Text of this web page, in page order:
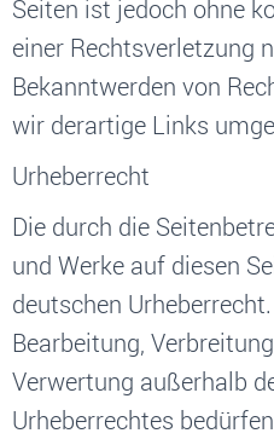
Seiten ist jedoch ohne
einer Rechtsverletzung
Bekanntwerden von
wir derartige Links
Urheberrecht
Die durch die
und Werke auf diesen
deutschen
Bearbeitung,
Verwertung außerhalb
Urheberrechtes